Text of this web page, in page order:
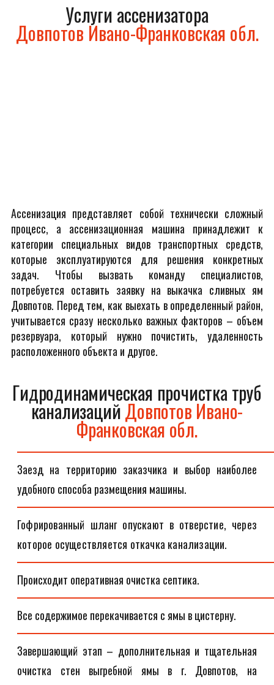
Услуги ассенизатора
Довпотов Ивано-Франковская обл.
Ассенизация представляет собой технически сложный
процесс, а ассенизационная машина принадлежит к
категории специальных видов транспортных средств,
которые эксплуатируются для решения конкретных
задач. Чтобы вызвать команду специалистов,
потребуется оставить заявку на выкачка сливных ям
Довпотов. Перед тем, как выехать в определенный район,
учитывается сразу несколько важных факторов – объем
резервуара, который нужно почистить, удаленность
расположенного объекта и другое.
Гидродинамическая прочистка труб
канализацийДовпотов Ивано-
Франковская обл.
Заезд на территорию заказчика и выбор наиболее
удобного способа размещения машины.
Гофрированный шланг опускают в отверстие, через
которое осуществляется откачка канализации.
Происходит оперативная очистка септика.
Все содержимое перекачивается с ямы в цистерну.
Завершающий этап – дополнительная и тщательная
очистка стен выгребной ямы в г. Довпотов, на